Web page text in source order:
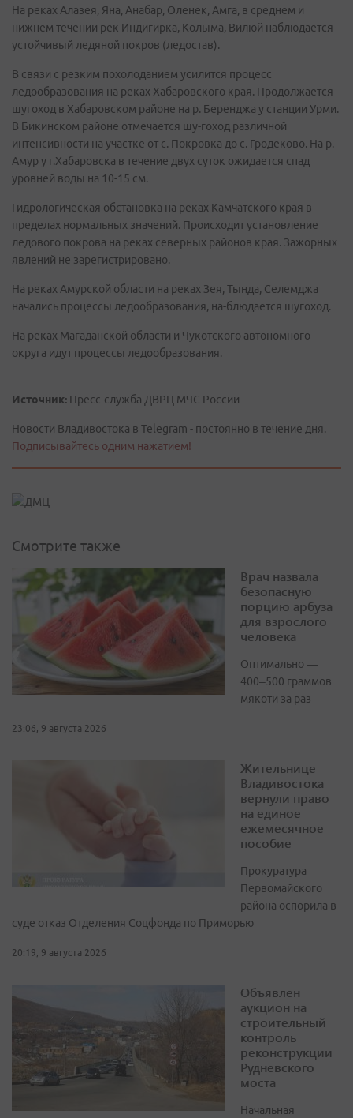
На реках Алазея, Яна, Анабар, Оленек, Амга, в среднем и
нижнем течении рек Индигирка, Колыма, Вилюй наблюдается
устойчивый ледяной покров (ледостав).
В связи с резким похолоданием усилится процесс
ледообразования на реках Хабаровского края. Продолжается
шугоход в Хабаровском районе на р. Беренджа у станции Урми.
В Бикинском районе отмечается шу-гоход различной
интенсивности на участке от с. Покровка до с. Гродеково. На р.
Амур у г.Хабаровска в течение двух суток ожидается спад
уровней воды на 10-15 см.
Гидрологическая обстановка на реках Камчатского края в
пределах нормальных значений. Происходит установление
ледового покрова на реках северных районов края. Зажорных
явлений не зарегистрировано.
На реках Амурской области на реках Зея, Тында, Селемджа
начались процессы ледообразования, на-блюдается шугоход.
На реках Магаданской области и Чукотского автономного
округа идут процессы ледообразования.
Источник: Пресс-служба ДВРЦ МЧС России
Новости Владивостока в Telegram - постоянно в течение дня.
Подписывайтесь одним нажатием!
Смотрите также
Врач назвала
безопасную
порцию арбуза
для взрослого
человека
Оптимально —
400–500 граммов
мякоти за раз
23:06, 9 августа 2026
Жительнице
Владивостока
вернули право
на единое
ежемесячное
пособие
Прокуратура
Первомайского
района оспорила в
суде отказ Отделения Соцфонда по Приморью
20:19, 9 августа 2026
Объявлен
аукцион на
строительный
контроль
реконструкции
Рудневского
моста
Начальная